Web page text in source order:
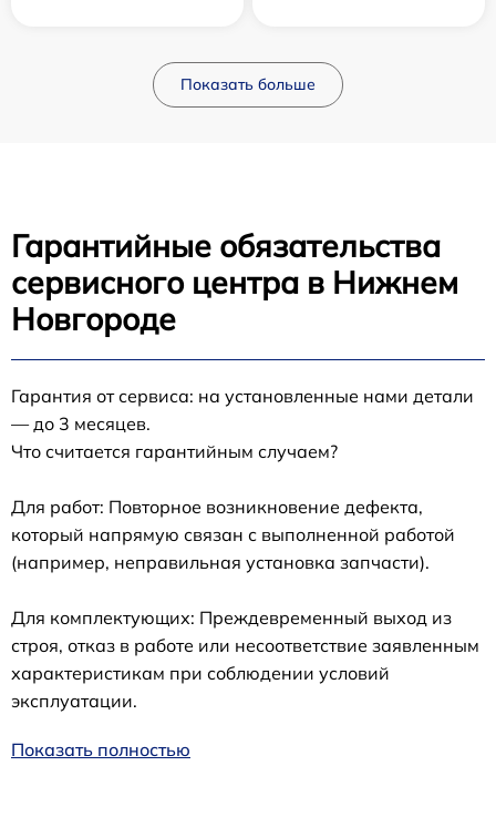
Показать больше
Гарантийные обязательства
сервисного центра в Нижнем
Новгороде
Гарантия от сервиса: на установленные нами детали
— до 3 месяцев.
Что считается гарантийным случаем?
Для работ: Повторное возникновение дефекта,
который напрямую связан с выполненной работой
(например, неправильная установка запчасти).
Для комплектующих: Преждевременный выход из
строя, отказ в работе или несоответствие заявленным
характеристикам при соблюдении условий
эксплуатации.
Показать полностью